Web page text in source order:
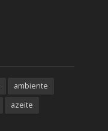
ambiente
azeite